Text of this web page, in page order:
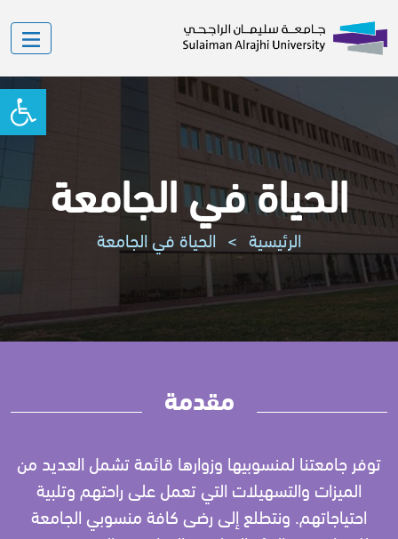
الحياة في الجامعة
الرئيسية > الحياة في الجامعة
مقدمة
توفر جامعتنا لمنسوبيها وزوارها قائمة تشمل العديد من
الميزات والتسهيلات التي تعمل على راحتهم وتلبية
احتياجاتهم. ونتطلع إلى رضى كافة منسوبي الجامعة